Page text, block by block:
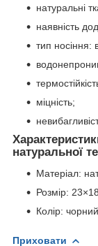
натуральні
наявність
тип носіння:
міцність;
натуральної
Матеріал:
Розмір:
Колір:
Приховати